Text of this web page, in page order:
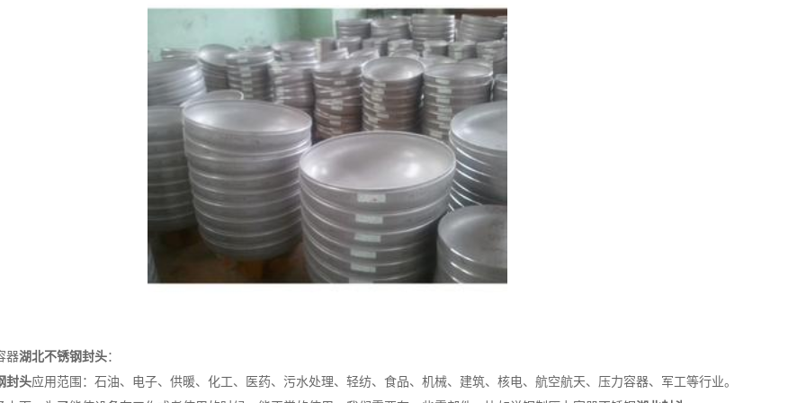
湖北不锈钢封头：
封头应用范围：石油、电子、供暖、化工、医药、污水处理、轻纺、食品、机械、建筑、核电、航空航天、压力容器、军工等行业。